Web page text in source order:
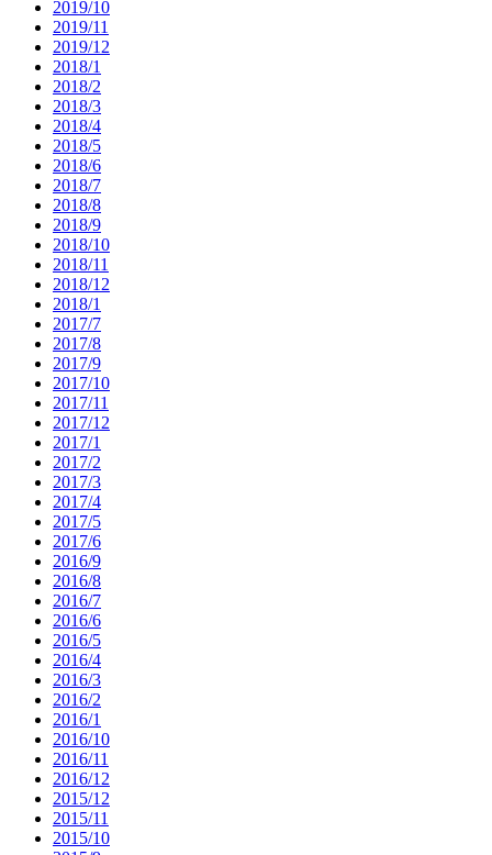
2019/10
2019/11
2019/12
2018/1
2018/2
2018/3
2018/4
2018/5
2018/6
2018/7
2018/8
2018/9
2018/10
2018/11
2018/12
2018/1
2017/7
2017/8
2017/9
2017/10
2017/11
2017/12
2017/1
2017/2
2017/3
2017/4
2017/5
2017/6
2016/9
2016/8
2016/7
2016/6
2016/5
2016/4
2016/3
2016/2
2016/1
2016/10
2016/11
2016/12
2015/12
2015/11
2015/10